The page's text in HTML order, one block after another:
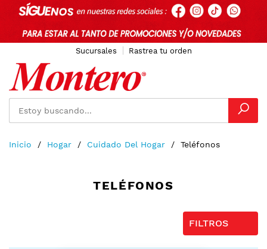
Sucursales Rastrea tu orden
Inicio Hogar Cuidado Del Hogar Teléfonos
TELÉFONOS
FILTROS